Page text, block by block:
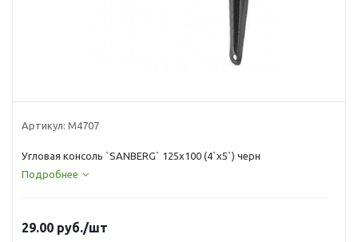
Артикул: М4707
Угловая консоль `SANBERG` 125х100 (4`х5`) черн
Подробнее
29.00 руб./шт